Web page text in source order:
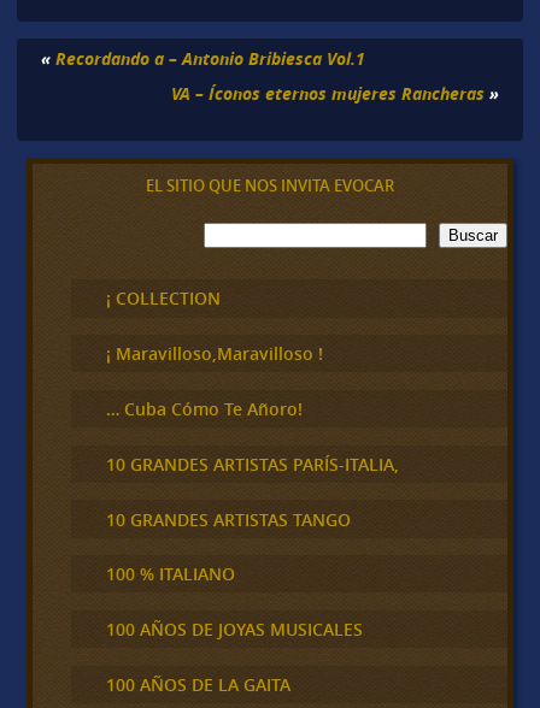
« Recordando a – Antonio Bribiesca Vol.1
VA – Íconos eternos mujeres Rancheras »
EL SITIO QUE NOS INVITA EVOCAR
B
u
c
a
Buscar
¡ COLLECTION
¡ Maravilloso,Maravilloso !
… Cuba Cómo Te Añoro!
10 GRANDES ARTISTAS PARÍS-ITALIA,
10 GRANDES ARTISTAS TANGO
100 % ITALIANO
100 AÑOS DE JOYAS MUSICALES
100 AÑOS DE LA GAITA